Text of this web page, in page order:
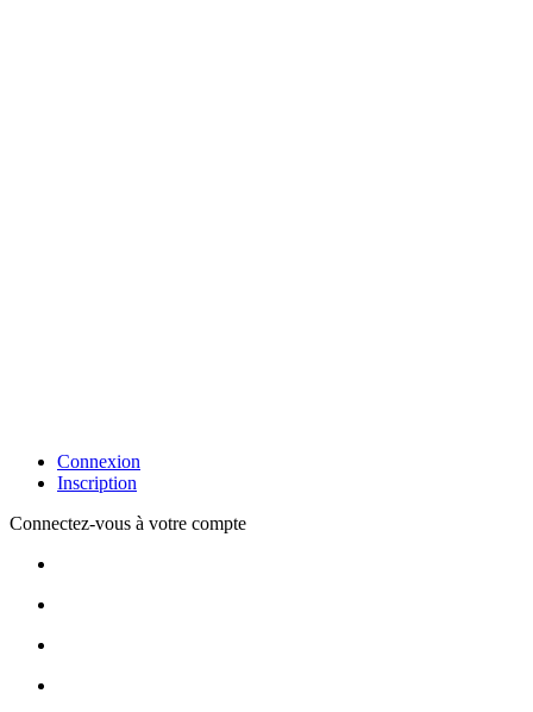
Connexion
Inscription
Connectez-vous à votre compte